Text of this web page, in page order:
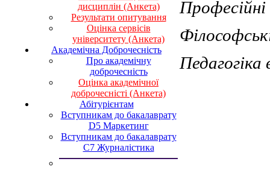
дисциплін (Анкета)
Результати опитування
Оцінка сервісів
університету (Анкета)
Академічна Доброчесність
Про академічну
доброчесність
Оцінка академічної
доброчесністі (Анкета)
Абітурієнтам
Вступникам до бакалаврату
D5 Маркетинг
Вступникам до бакалаврату
С7 Журналістика